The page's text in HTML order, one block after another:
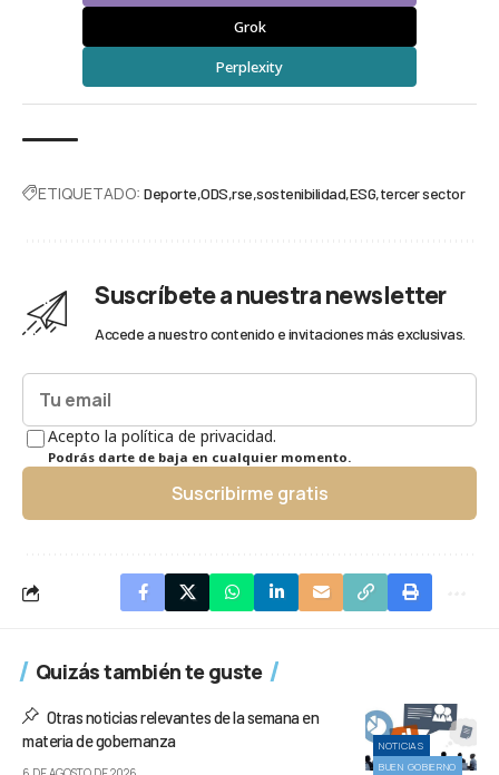
Grok
Perplexity
ETIQUETADO: Deporte ODS rse sostenibilidad ESG tercer sector
Suscríbete a nuestra newsletter
Accede a nuestro contenido e invitaciones más exclusivas.
Acepto la política de privacidad.
Podrás darte de baja en cualquier momento.
Suscribirme gratis
Quizás también te guste
NOTICIAS
BUEN GOBIERNO
Otras noticias relevantes de la semana en
materia de gobernanza